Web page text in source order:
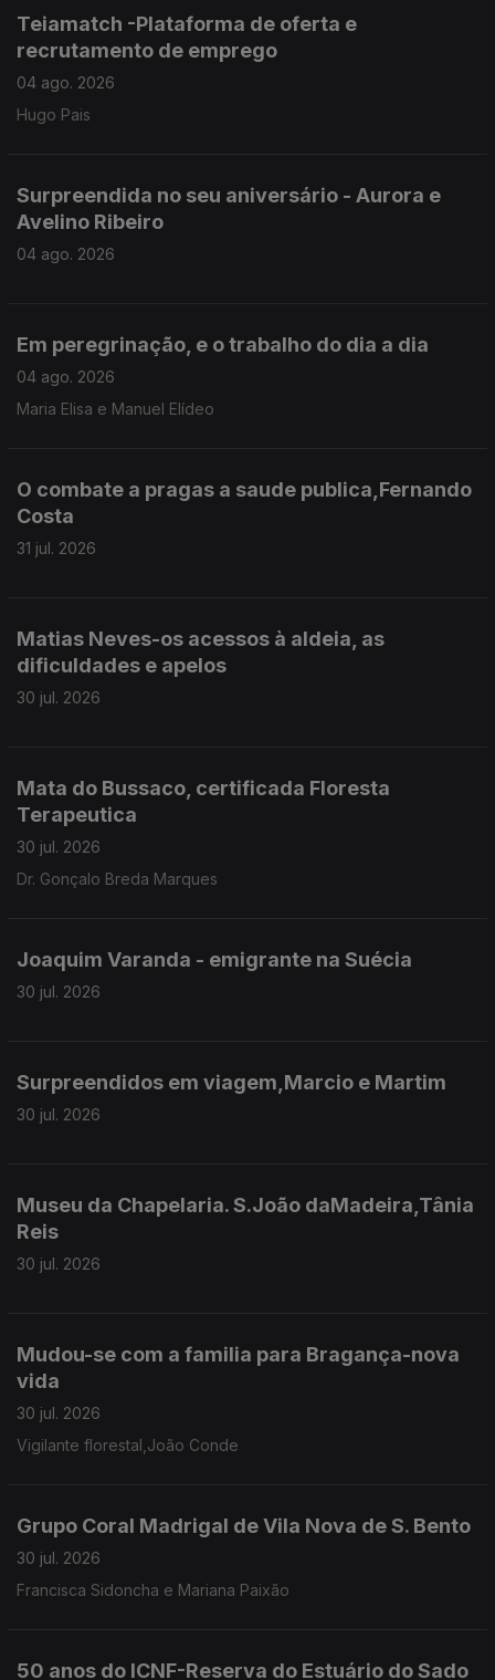
Teiamatch -Plataforma de oferta e
recrutamento de emprego
04 ago. 2026
Hugo Pais
Surpreendida no seu aniversário - Aurora e
Avelino Ribeiro
04 ago. 2026
Em peregrinação, e o trabalho do dia a dia
04 ago. 2026
Maria Elisa e Manuel Elídeo
O combate a pragas a saude publica,Fernando
Costa
31 jul. 2026
Matias Neves-os acessos à aldeia, as
dificuldades e apelos
30 jul. 2026
Mata do Bussaco, certificada Floresta
Terapeutica
30 jul. 2026
Dr. Gonçalo Breda Marques
Joaquim Varanda - emigrante na Suécia
30 jul. 2026
Surpreendidos em viagem,Marcio e Martim
30 jul. 2026
Museu da Chapelaria. S.João daMadeira,Tânia
Reis
30 jul. 2026
Mudou-se com a familia para Bragança-nova
vida
30 jul. 2026
Vigilante florestal,João Conde
Grupo Coral Madrigal de Vila Nova de S. Bento
30 jul. 2026
Francisca Sidoncha e Mariana Paixão
50 anos do ICNF-Reserva do Estuário do Sado